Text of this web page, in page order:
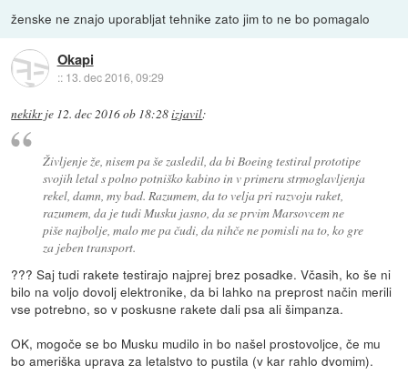
ženske ne znajo uporabljat tehnike zato jim to ne bo pomagalo
Okapi
:: 13. dec 2016, 09:29
nekikrje 12. dec 2016 ob 18:28izjavil:
Življenje že, nisem pa še zasledil, da bi Boeing testiral prototipe
svojih letal s polno potniško kabino in v primeru strmoglavljenja
rekel, damn, my bad. Razumem, da to velja pri razvoju raket,
razumem, da je tudi Musku jasno, da se prvim Marsovcem ne
piše najbolje, malo me pa čudi, da nihče ne pomisli na to, ko gre
za jeben transport.
??? Saj tudi rakete testirajo najprej brez posadke. Včasih, ko še ni
bilo na voljo dovolj elektronike, da bi lahko na preprost način merili
vse potrebno, so v poskusne rakete dali psa ali šimpanza.
OK, mogoče se bo Musku mudilo in bo našel prostovoljce, če mu
bo ameriška uprava za letalstvo to pustila (v kar rahlo dvomim).